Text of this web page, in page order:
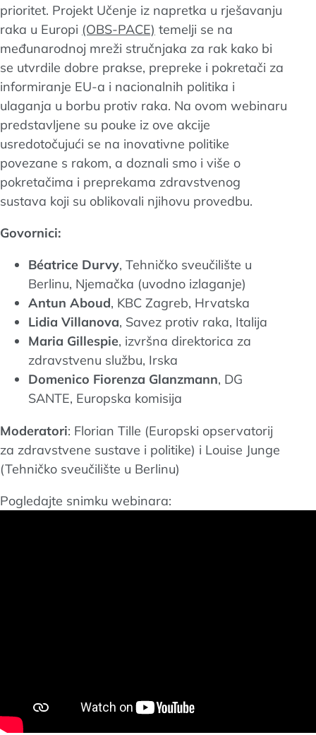
prioritet. Projekt Učenje iz napretka u rješavanju
raka u Europi (OBS-PACE) temelji se na
međunarodnoj mreži stručnjaka za rak kako bi
se utvrdile dobre prakse, prepreke i pokretači za
informiranje EU-a i nacionalnih politika i
ulaganja u borbu protiv raka. Na ovom webinaru
predstavljene su pouke iz ove akcije
usredotočujući se na inovativne politike
povezane s rakom, a doznali smo i više o
pokretačima i preprekama zdravstvenog
sustava koji su oblikovali njihovu provedbu.
Govornici:
Béatrice Durvy, Tehničko sveučilište u
Berlinu, Njemačka (uvodno izlaganje)
Antun Aboud, KBC Zagreb, Hrvatska
Lidia Villanova, Savez protiv raka, Italija
Maria Gillespie, izvršna direktorica za
zdravstvenu službu, Irska
Domenico Fiorenza Glanzmann, DG
SANTE, Europska komisija
Moderatori: Florian Tille (Europski opservatorij
za zdravstvene sustave i politike) i Louise Junge
(Tehničko sveučilište u Berlinu)
Pogledajte snimku webinara: